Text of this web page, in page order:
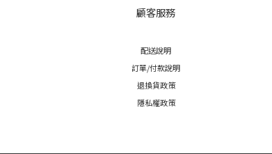
顧客服務
配送說明
訂單/付款說明
退換貨政策
隱私權政策